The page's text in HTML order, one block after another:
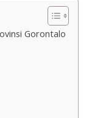
Gorontalo